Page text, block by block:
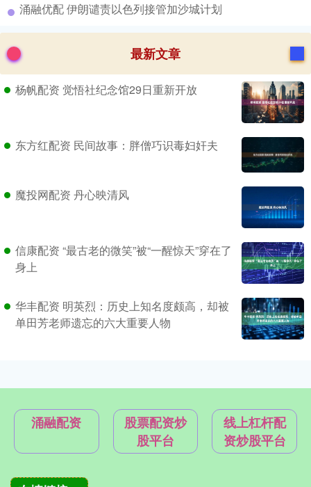
​涌融优配 伊朗谴责以色列接管加沙城计划
最新文章
杨帆配资 觉悟社纪念馆29日重新开放
东方红配资 民间故事：胖僧巧识毒妇奸夫
魔投网配资 丹心映清风
信康配资 “最古老的微笑”被“一醒惊天”穿在了
身上
华丰配资 明英烈：历史上知名度颇高，却被
单田芳老师遗忘的六大重要人物
涌融配资
股票配资炒
股平台
线上杠杆配
资炒股平台